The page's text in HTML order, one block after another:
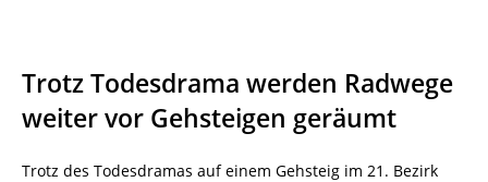
Trotz Todesdrama werden Radwege
weiter vor Gehsteigen geräumt
Trotz des Todesdramas auf einem Gehsteig im 21. Bezirk